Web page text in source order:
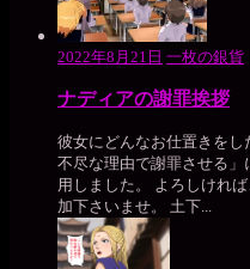
2022年8月21日 一枚の銀貨
ナディアの謝罪挨拶
彼女にどんなお仕置きを
不尽な理由で謝罪させる
用しました。 よろしけれ
加下さいませ。 土下...